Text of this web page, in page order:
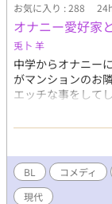
お気に入り : 288
オナニー愛好家
兎卜 羊
中学からオナニー
がマンションのお
エッチな事をして
ると人が変わっ
手慣れていて廣邊
―――能天気な陽
ンが、ただただエ
イトノベルズ様で
います。
BL コメディ
現代